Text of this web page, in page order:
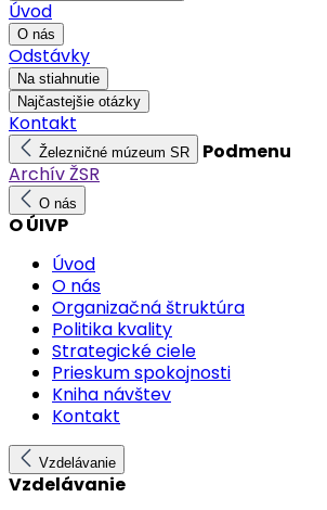
Úvod
O nás
Odstávky
Na stiahnutie
Najčastejšie otázky
Kontakt
Železničné múzeum SR
Podmenu
Archív ŽSR
O nás
O ÚIVP
Úvod
O nás
Organizačná štruktúra
Politika kvality
Strategické ciele
Prieskum spokojnosti
Kniha návštev
Kontakt
Vzdelávanie
Vzdelávanie